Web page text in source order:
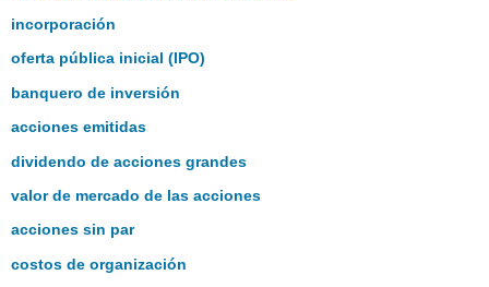
incorporación
oferta pública inicial (IPO)
banquero de inversión
acciones emitidas
dividendo de acciones grandes
valor de mercado de las acciones
acciones sin par
costos de organización